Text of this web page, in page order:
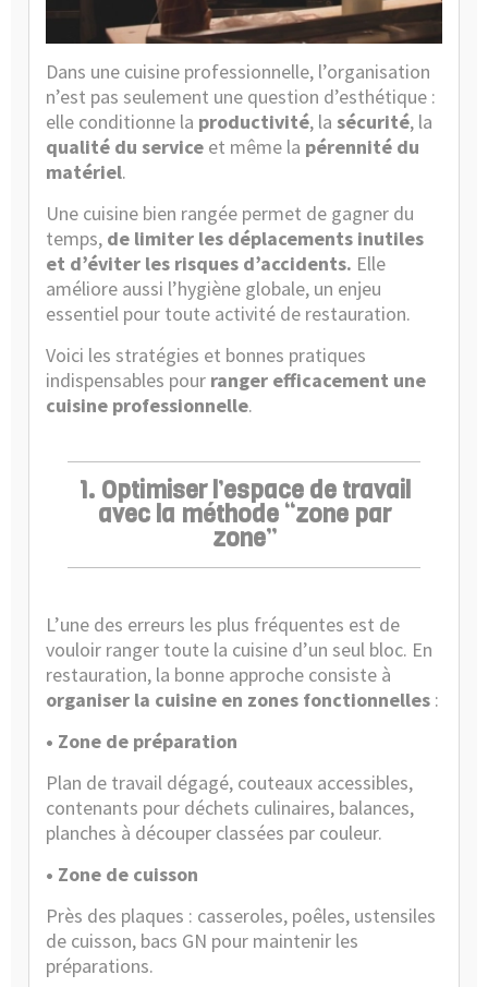
Dans une cuisine professionnelle, l’organisation
n’est pas seulement une question d’esthétique :
elle conditionne la productivité, la sécurité, la
qualité du service et même la pérennité du
matériel.
Une cuisine bien rangée permet de gagner du
temps, de limiter les déplacements inutiles
et d’éviter les risques d’accidents. Elle
améliore aussi l’hygiène globale, un enjeu
essentiel pour toute activité de restauration.
Voici les stratégies et bonnes pratiques
indispensables pour ranger efficacement une
cuisine professionnelle.
1. Optimiser l’espace de travail
avec la méthode “zone par
zone”
L’une des erreurs les plus fréquentes est de
vouloir ranger toute la cuisine d’un seul bloc. En
restauration, la bonne approche consiste à
organiser la cuisine en zones fonctionnelles :
• Zone de préparation
Plan de travail dégagé, couteaux accessibles,
contenants pour déchets culinaires, balances,
planches à découper classées par couleur.
• Zone de cuisson
Près des plaques : casseroles, poêles, ustensiles
de cuisson, bacs GN pour maintenir les
préparations.